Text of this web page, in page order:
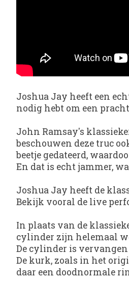
Joshua Jay heeft een
nodig hebt om een
John Ramsay's
beschouwen deze truc
beetje gedateerd,
En dat is echt jammer,
Joshua Jay heeft de
Bekijk vooral de live
In plaats van de
cylinder zijn helemaal
De cylinder is
De kurk, zoals in het
daar een doodnormale